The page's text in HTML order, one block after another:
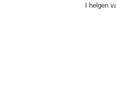
I helgen